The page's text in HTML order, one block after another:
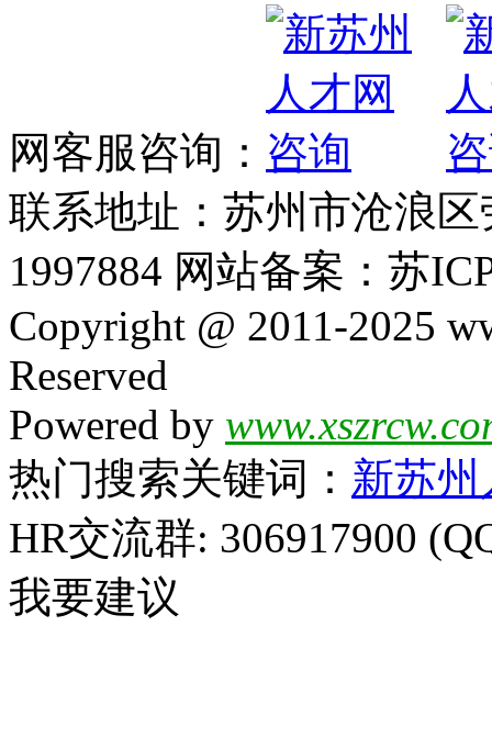
网客服咨询：
联系地址：苏州市沧浪
1997884 网站备案：苏
Copyright @ 2011-2025
Reserved
Powered by
热门搜索关键词： 新苏
HR交流群: 306917900
我要建议